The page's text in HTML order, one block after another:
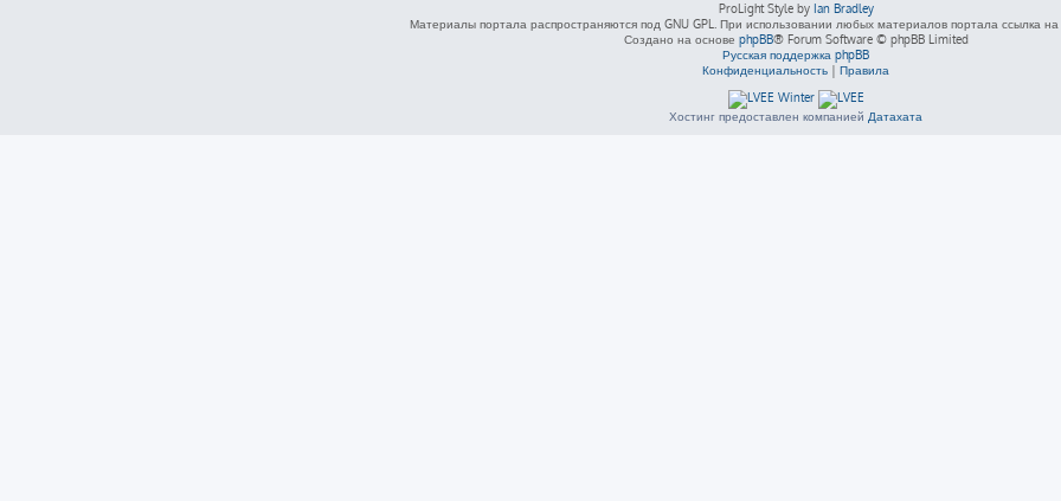
ProLight Style by Ian Bradley
Материалы портала распространяются под GNU GPL. При использовании любых материалов портала ссылка на
Создано на основе phpBB® Forum Software © phpBB Limited
Русская поддержка phpBB
Конфиденциальность | Правила
Хостинг предоставлен компанией Датахата